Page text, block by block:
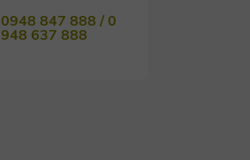
0948 847 888 / 0
948 637 888